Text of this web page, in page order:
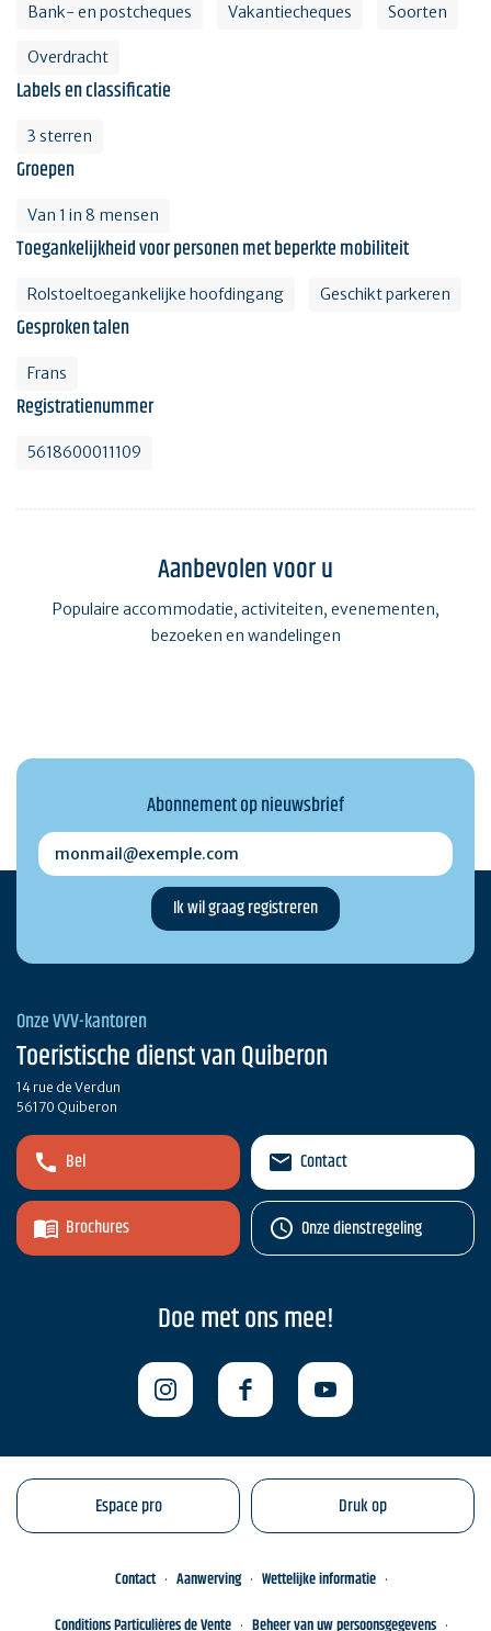
Bank- en postcheques Vakantiecheques Soorten
Overdracht
Labels en classificatie
3 sterren
Groepen
Van 1 in 8 mensen
Toegankelijkheid voor personen met beperkte mobiliteit
Rolstoeltoegankelijke hoofdingang Geschikt parkeren
Gesproken talen
Frans
Registratienummer
5618600011109
Aanbevolen voor u
Populaire accommodatie, activiteiten, evenementen,
bezoeken en wandelingen
Abonnement op nieuwsbrief
monmail@exemple.com
Onze VVV-kantoren
Toeristische dienst van Quiberon
14 rue de Verdun
56170 Quiberon
Bel
Brochures
Contact
Onze dienstregeling
Doe met ons mee!
Espace pro Druk op
Contact Aanwerving
Wettelijke informatie
Conditions Particulières de Vente
Beheer van uw persoonsgegevens